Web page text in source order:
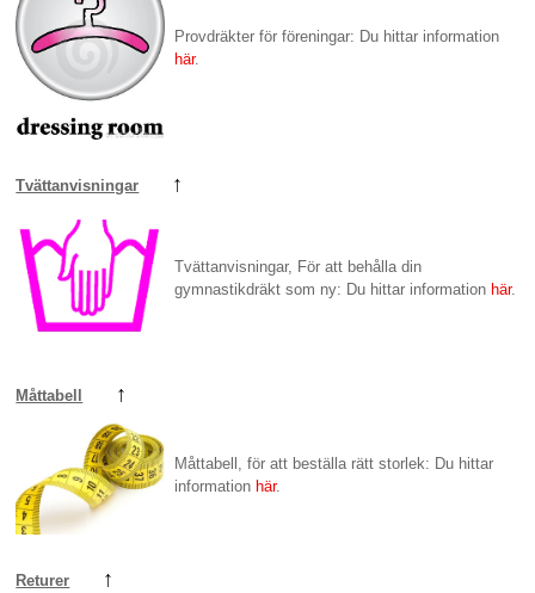
Provdräkter för föreningar: Du hittar information
här.
Tvättanvisningar ↑
Tvättanvisningar, För att behålla din
gymnastikdräkt som ny: Du hittar information här.
Måttabell ↑
Måttabell, för att beställa rätt storlek: Du hittar
information här.
Returer ↑